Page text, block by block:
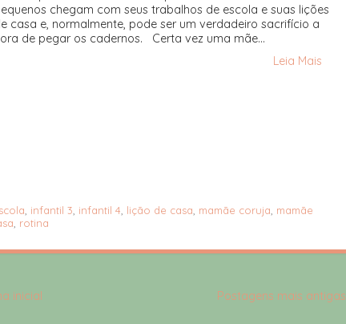
chegam com seus trabalhos de escola e suas lições
casa e, normalmente, pode ser um verdadeiro sacrifício a
de pegar os cadernos. Certa vez uma mãe...
Leia Mais
infantil 3 infantil 4 lição de casa mamãe coruja mamãe
rotina
Postagens mais antigas
inicial